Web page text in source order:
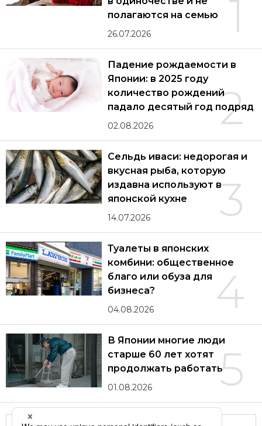
1
полагаются на семью
26.07.2026
2
Падение рождаемости в
Японии: в 2025 году
количество рождений
падало десятый год подряд
02.08.2026
3
Сельдь иваси: недорогая и
вкусная рыба, которую
издавна используют в
японской кухне
14.07.2026
4
Туалеты в японских
комбини: общественное
благо или обуза для
бизнеса?
04.08.2026
5
В Японии многие люди
старше 60 лет хотят
продолжать работать
01.08.2026